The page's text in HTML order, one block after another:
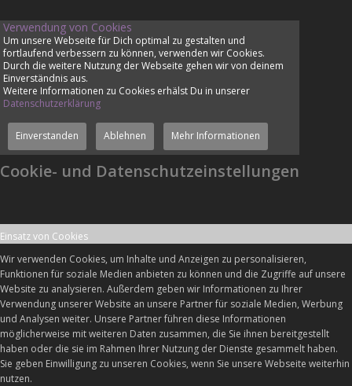
Verwendung von Cookies
Um unsere Webseite für Dich optimal zu gestalten und
fortlaufend verbessern zu können, verwenden wir Cookies.
Durch die weitere Nutzung der Webseite gehen wir von deinem
Einverständnis aus.
Weitere Informationen zu Cookies erhälst Du in unserer
Datenschutzerklärung
Einverstanden Ablehnen Mehr Informationen
Cookie- und Datenschutzeinstellungen
Einsatz von Cookies
Wir verwenden Cookies, um Inhalte und Anzeigen zu personalisieren,
Funktionen für soziale Medien anbieten zu können und die Zugriffe auf unsere
Website zu analysieren. Außerdem geben wir Informationen zu Ihrer
Verwendung unserer Website an unsere Partner für soziale Medien, Werbung
und Analysen weiter. Unsere Partner führen diese Informationen
möglicherweise mit weiteren Daten zusammen, die Sie ihnen bereitgestellt
haben oder die sie im Rahmen Ihrer Nutzung der Dienste gesammelt haben.
Sie geben Einwilligung zu unseren Cookies, wenn Sie unsere Webseite weiterhin
nutzen.